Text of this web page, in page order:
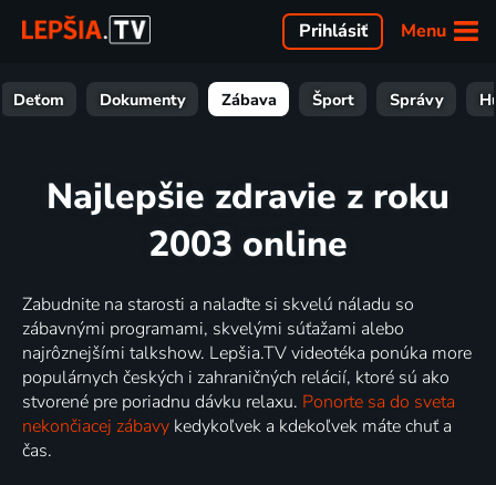
Menu
Prihlásiť
Deťom Dokumenty Zábava Šport Správy
Najlepšie zdravie z roku
2003 online
Zabudnite na starosti a nalaďte si skvelú náladu so
zábavnými programami, skvelými súťažami alebo
najrôznejšími talkshow. Lepšia.TV videotéka ponúka more
populárnych českých i zahraničných relácií, ktoré sú ako
stvorené pre poriadnu dávku relaxu. Ponorte sa do sveta
nekončiacej zábavy kedykoľvek a kdekoľvek máte chuť a
čas.